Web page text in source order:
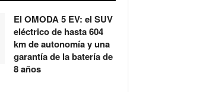
El OMODA 5 EV: el SUV
eléctrico de hasta 604
km de autonomía y una
garantía de la batería de
8 años